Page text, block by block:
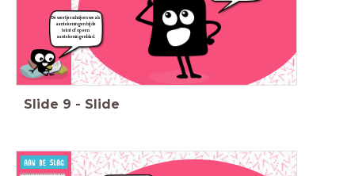
De weetjes schrijven we als
aantekeningen bij de
tekst of op een
aantekeningenblad.
Slide 9 - Slide